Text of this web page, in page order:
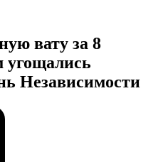
вату за 8
угощались
Независимости